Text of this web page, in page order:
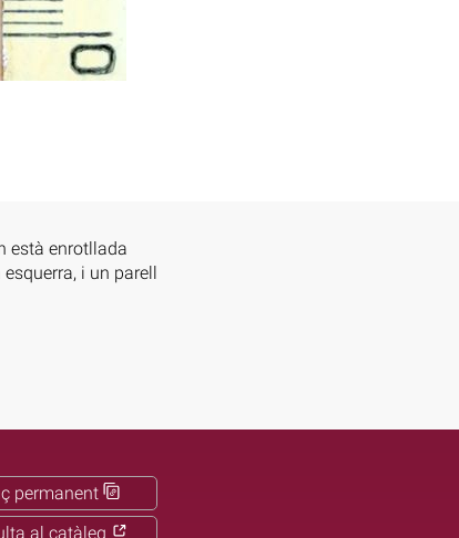
està enrotllada
i un parell
permanent
al catàleg